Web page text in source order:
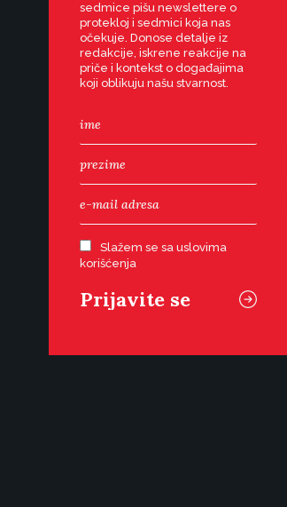
sedmice pišu newslettere o
protekloj i sedmici koja nas
očekuje. Donose detalje iz
redakcije, iskrene reakcije na
priče i kontekst o događajima
koji oblikuju našu stvarnost.
Slažem se sa uslovima
korišćenja